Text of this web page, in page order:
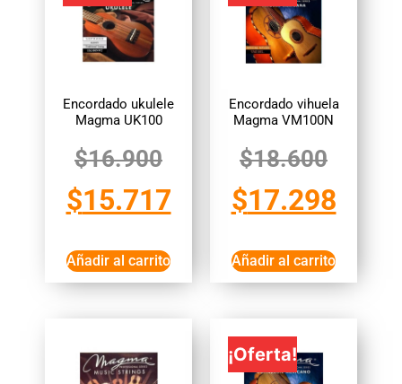
Encordado ukulele
Magma UK100
$16.900
$15.717
Añadir al carrito
Encordado vihuela
Magma VM100N
$18.600
$17.298
Añadir al carrito
¡Oferta!